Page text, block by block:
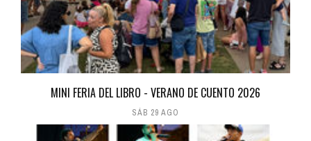
MINI FERIA DEL LIBRO - VERANO DE CUENTO 2026
SÁB 29 AGO